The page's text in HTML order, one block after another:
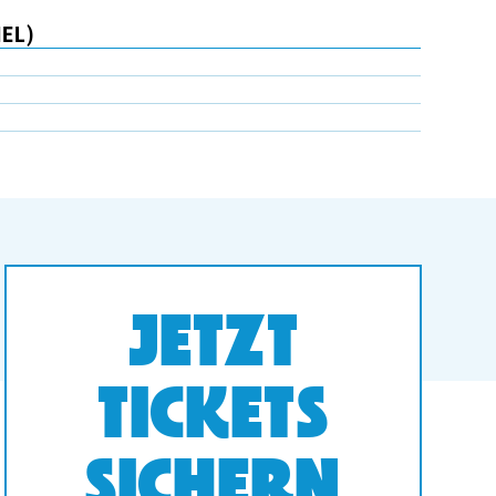
JETZT
TICKETS